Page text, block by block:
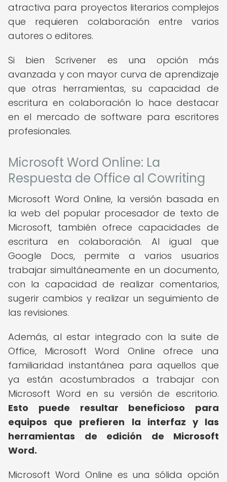
atractiva para proyectos literarios complejos
que requieren colaboración entre varios
autores o editores.
Si bien Scrivener es una opción más
avanzada y con mayor curva de aprendizaje
que otras herramientas, su capacidad de
escritura en colaboración lo hace destacar
en el mercado de software para escritores
profesionales.
Microsoft Word Online: La
Respuesta de Office al Cowriting
Microsoft Word Online, la versión basada en
la web del popular procesador de texto de
Microsoft, también ofrece capacidades de
escritura en colaboración. Al igual que
Google Docs, permite a varios usuarios
trabajar simultáneamente en un documento,
con la capacidad de realizar comentarios,
sugerir cambios y realizar un seguimiento de
las revisiones.
Además, al estar integrado con la suite de
Office, Microsoft Word Online ofrece una
familiaridad instantánea para aquellos que
ya están acostumbrados a trabajar con
Microsoft Word en su versión de escritorio.
Esto puede resultar beneficioso para
equipos que prefieren la interfaz y las
herramientas de edición de Microsoft
Word.
Microsoft Word Online es una sólida opción